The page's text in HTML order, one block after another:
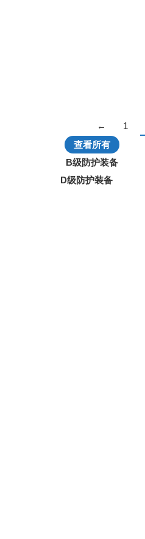
← 1
查看所有
B级防护装备
D级防护装备